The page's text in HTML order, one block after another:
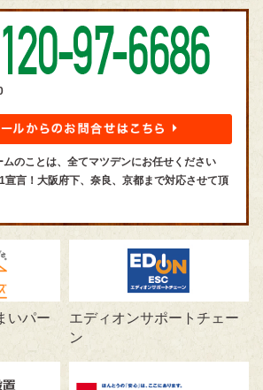
のことは、全てマツデンにお任せください
宣言！大阪府下、奈良、京都まで対応させて頂
いパー
エディオンサポートチェー
ン